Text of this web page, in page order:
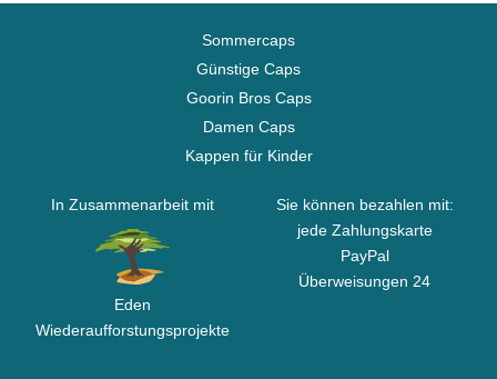
Sommercaps
Günstige Caps
Goorin Bros Caps
Damen Caps
Kappen für Kinder
In Zusammenarbeit mit
Eden
Wiederaufforstungsprojekte
Sie können bezahlen mit:
jede Zahlungskarte
PayPal
Überweisungen 24